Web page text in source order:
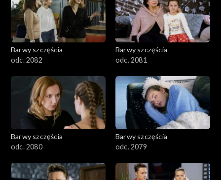
Barwy szczęścia
odc. 2082
Barwy szczęścia
odc. 2081
Barwy szczęścia
odc. 2080
Barwy szczęścia
odc. 2079